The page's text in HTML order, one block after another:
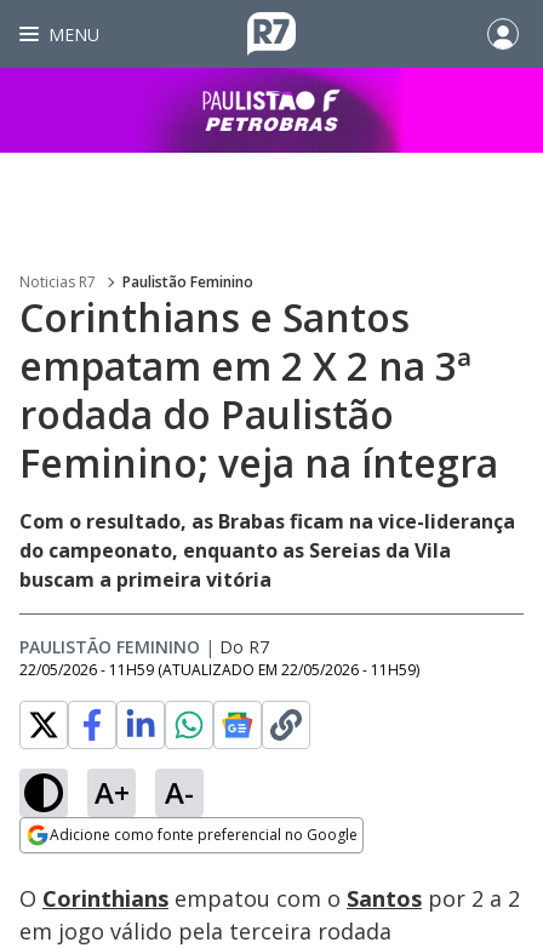
MENU
Noticias R7 Paulistão Feminino
Corinthians e Santos
empatam em 2 X 2 na 3ª
rodada do Paulistão
Feminino; veja na íntegra
Com o resultado, as Brabas ficam na vice-liderança
do campeonato, enquanto as Sereias da Vila
buscam a primeira vitória
PAULISTÃO FEMININO | Do R7
22/05/2026 - 11H59 (ATUALIZADO EM 22/05/2026 - 11H59)
A+ A-
Adicione como fonte preferencial no Google
Ativar
Loaded :
1.06%
O Corinthians empatou com o Santos por 2 a 2
em jogo válido pela terceira rodada